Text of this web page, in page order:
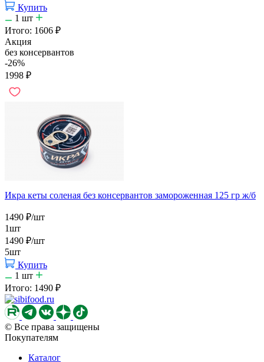
Купить
1 шт
Итого: 1606 ₽
Акция
без консервантов
-26%
1998 ₽
Икра кеты соленая без консервантов замороженная 125 гр ж/б
1490 ₽/шт
1шт
1490 ₽/шт
5шт
Купить
1 шт
Итого: 1490 ₽
© Все права защищены
Покупателям
Каталог